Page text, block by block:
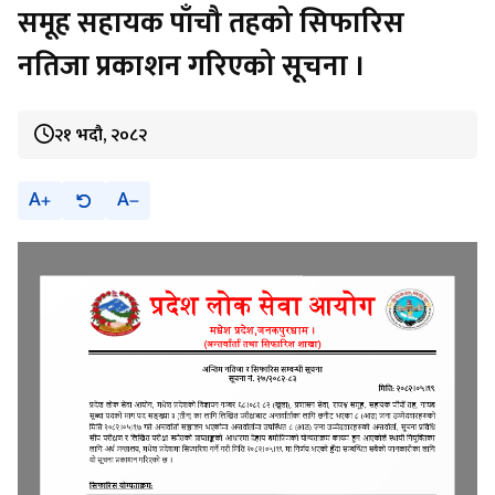
समूह सहायक पाँचौ तहको सिफारिस
नतिजा प्रकाशन गरिएको सूचना ।
२१ भदौ, २०८२
A A